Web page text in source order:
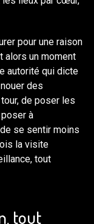
pour une raison
alors un moment
autorité qui dicte
des
de poser les
à
se sentir moins
la visite
tout
tout